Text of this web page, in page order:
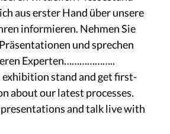
aus erster Hand über unsere
informieren. Nehmen Sie
und sprechen
Experten………………..
stand and get first-
about our latest processes.
and talk live with